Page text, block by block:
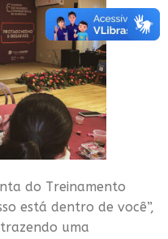
do Treinamento
está dentro de você”,
uma